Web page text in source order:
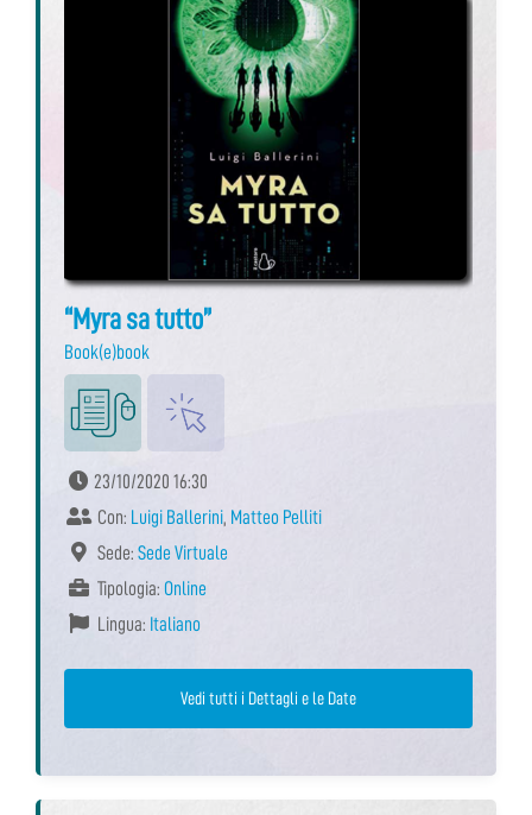
“Myra sa tutto”
Book(e)book
23/10/2020 16:30
Con: Luigi Ballerini, Matteo Pelliti
Sede: Sede Virtuale
Tipologia: Online
Lingua: Italiano
Vedi tutti i Dettagli e le Date